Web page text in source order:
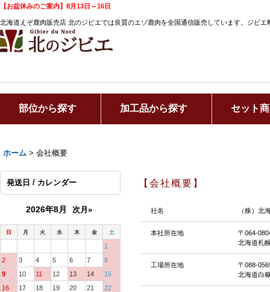
【お盆休みのご案内】8月13日～16日
北海道えぞ鹿肉販売店 北のジビエでは良質のエゾ鹿肉を全国通信販売しています。ジビ
部位から探す 加工品から探す セット
ホーム > 会社概要
発送日 / カレンダー
2026年8月 次月»
日 月 火 水 木 金 土
1
2
3 4 5 6 7
8
9
10 11 12 13 14
15
16
17 18 19 20 21
22
【会社概要】
社名 （株）北
本社所在地
〒064-
北海道札
工場所在地
〒088-
北海道白